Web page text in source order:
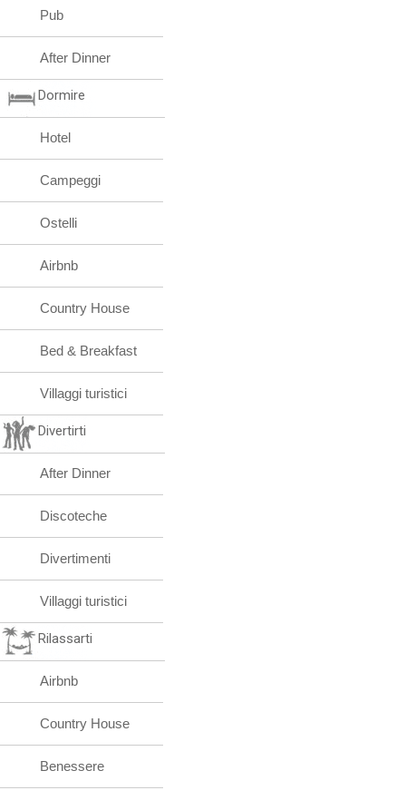
Pub
After Dinner
Dormire
Hotel
Campeggi
Ostelli
Airbnb
Country House
Bed & Breakfast
Villaggi turistici
Divertirti
After Dinner
Discoteche
Divertimenti
Villaggi turistici
Rilassarti
Airbnb
Country House
Benessere